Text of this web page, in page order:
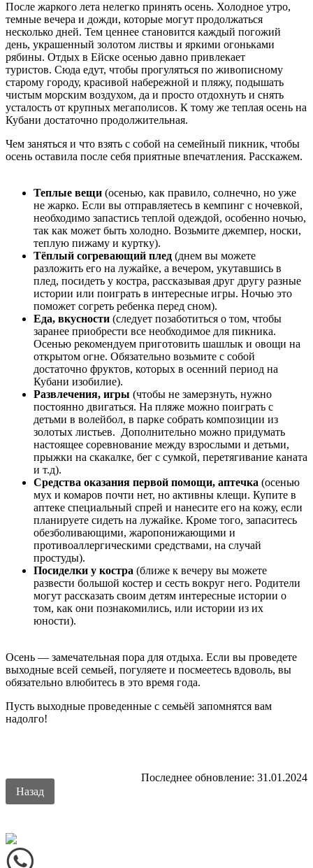
После жаркого лета нелегко принять осень. Холодное утро,
темные вечера и дожди, которые могут продолжаться
несколько дней. Тем ценнее становится каждый погожий
день, украшенный золотом листвы и яркими огоньками
рябины. Отдых в Ейске осенью давно привлекает
туристов. Сюда едут, чтобы прогуляться по живописному
старому городу, красивой набережной и пляжу, подышать
чистым морским воздухом, да и просто отдохнуть и снять
усталость от крупных мегаполисов. К тому же теплая осень на
Кубани достаточно продолжительная.
Чем заняться и что взять с собой на семейный пикник, чтобы
осень оставила после себя приятные впечатления. Расскажем.
Теплые вещи (осенью, как правило, солнечно, но уже
не жарко. Если вы отправляетесь в кемпинг с ночевкой,
необходимо запастись теплой одеждой, особенно ночью,
так как может быть холодно. Возьмите джемпер, носки,
теплую пижаму и куртку).
Тёплый согревающий плед (днем вы можете
разложить его на лужайке, а вечером, укутавшись в
плед, посидеть у костра, рассказывая друг другу разные
истории или поиграть в интересные игры. Ночью это
поможет согреть ребенка перед сном).
Еда, вкусности (следует позаботиться о том, чтобы
заранее приобрести все необходимое для пикника.
Осенью рекомендуем приготовить шашлык и овощи на
открытом огне. Обязательно возьмите с собой
достаточно фруктов, которых в осенний период на
Кубани изобилие).
Развлечения, игры (чтобы не замерзнуть, нужно
постоянно двигаться. На пляже можно поиграть с
детьми в волейбол, в парке собрать композиции из
золотых листьев. Дополнительно можно придумать
настоящее соревнование между взрослыми и детьми,
прыжки на скакалке, бег с сумкой, перетягивание каната
и т.д).
Средства оказания первой помощи, аптечка (осенью
мух и комаров почти нет, но активны клещи. Купите в
аптеке специальный спрей и нанесите его на кожу, если
планируете сидеть на лужайке. Кроме того, запаситесь
обезболивающими, жаропонижающими и
противоаллергическими средствами, на случай
простуды).
Посиделки у костра (ближе к вечеру вы можете
развести большой костер и сесть вокруг него. Родители
могут рассказать своим детям интересные истории о
том, как они познакомились, или истории из их
юности).
Осень — замечательная пора для отдыха. Если вы проведете
выходные всей семьей, погуляете и посмеетесь вдоволь, вы
обязательно влюбитесь в это время года.
Пусть выходные проведенные с семьёй запомнятся вам
надолго!
Последнее обновление: 31.01.2024
Назад